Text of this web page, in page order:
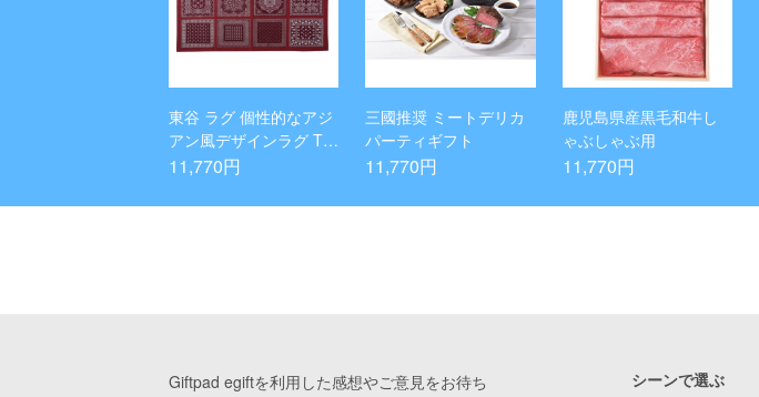
東谷 ラグ 個性的なアジ
アン風デザインラグ TT
R-152RD
11,770円
三國推奨 ミートデリカ
パーティギフト
11,770円
鹿児島県産黒毛和牛し
ゃぶしゃぶ用
11,770円
Giftpad egiftを利用した感想やご意見をお待ち
シーンで選ぶ